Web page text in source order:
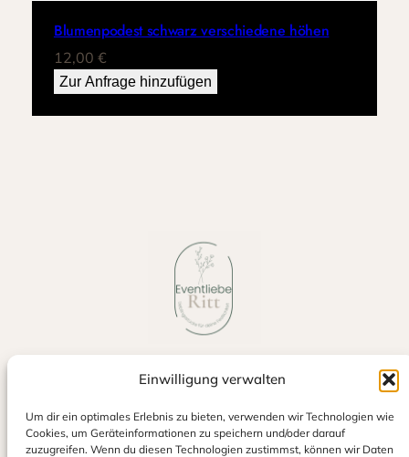
Einwilligung verwalten
Um dir ein optimales Erlebnis zu bieten, verwenden wir Technologien wie
Cookies, um Geräteinformationen zu speichern und/oder darauf
zuzugreifen. Wenn du diesen Technologien zustimmst, können wir Daten
Blumenpodest schwarz verschiedene höhen
12,00 €
Zur Anfrage hinzufügen